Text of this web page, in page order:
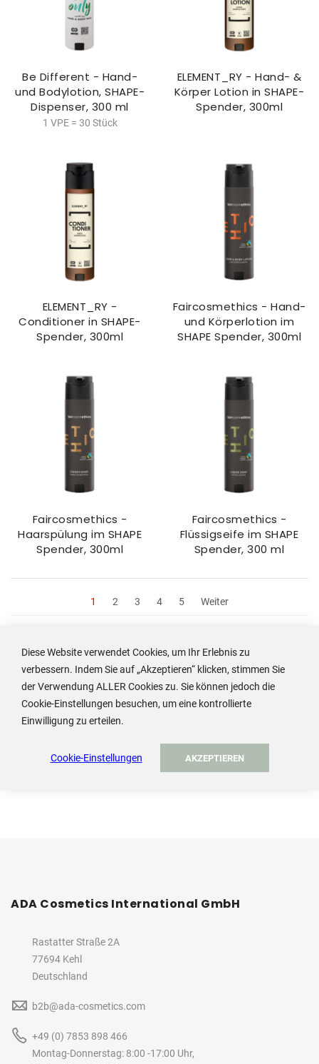
Be Different - Hand-
und Bodylotion, SHAPE-
Dispenser, 300 ml
1 VPE = 30 Stück
ELEMENT_RY - Hand- &
Körper Lotion in SHAPE-
Spender, 300ml
ELEMENT_RY -
Conditioner in SHAPE-
Spender, 300ml
Faircosmethics - Hand-
und Körperlotion im
SHAPE Spender, 300ml
Faircosmethics -
Haarspülung im SHAPE
Spender, 300ml
Faircosmethics -
Flüssigseife im SHAPE
Spender, 300 ml
1 2 3 4 5 Weiter
Um Preis und Details dieses Produkts einzusehen oder
zu bestellen, melden Sie sich an oder erstellen Sie ein
Anmelden / Konto erstellen
ADA Cosmetics International GmbH
Rastatter Straße 2A
77694 Kehl
Deutschland
b2b@ada-cosmetics.com
+49 (0) 7853 898 466
Montag-Donnerstag: 8:00 -17:00 Uhr,
Diese Website verwendet Cookies, um Ihr Erlebnis zu
verbessern. Indem Sie auf „Akzeptieren“ klicken, stimmen Sie
der Verwendung ALLER Cookies zu. Sie können jedoch die
Cookie-Einstellungen besuchen, um eine kontrollierte
Einwilligung zu erteilen.
Cookie-Einstellungen AKZEPTIEREN